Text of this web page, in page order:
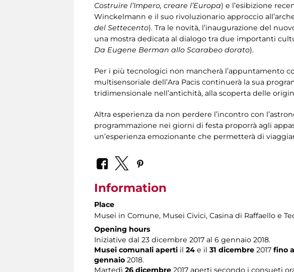
Costruire l’Impero, creare l’Europa) e l’esibizione
Winckelmann e il suo rivoluzionario approccio
del Settecento). Tra le novità, l’inaugurazione del
una mostra dedicata al dialogo tra due importanti
Da Eugene Berman allo Scarabeo dorato).
Per i più tecnologici non mancherà l’appuntamento
multisensoriale dell’Ara Pacis continuerà la sua
tridimensionale nell’antichità, alla scoperta delle
Altra esperienza da non perdere l’incontro con
programmazione nei giorni di festa proporrà agli
un’esperienza emozionante che permetterà di
Information
Place
Musei in Comune, Musei Civici, Casina di Raffaello e
Opening hours
Iniziative dal 23 dicembre 2017 al 6 gennaio 2018.
Musei comunali aperti il 24 e il 31 dicembre 2017 fino
gennaio 2018.
Martedì 26 dicembre 2017 aperti secondo i consueti